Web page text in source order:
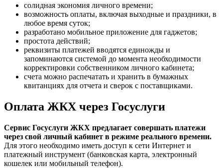
солидная экономия личного времени;
возможность оплаты, включая выходные и праздники, в
любое время суток;
разработано мобильное приложение для гаджетов;
простота действий;
реквизиты платежей вводятся единожды и
запоминаются системой до момента необходимости
корректировки собственником личного кабинета;
счета можно распечатать и хранить в бумажных
квитанциях для отчета и сверок с поставщиками.
Оплата ЖКХ через Госуслуги
Сервис Госуслуги ЖКХ предлагает совершать платежи
через свой личный кабинет в режиме реального времени.
Для этого необходимо иметь доступ к сети Интернет и
платежный инструмент (банковская карта, электронный
кошелек или мобильный телефон).